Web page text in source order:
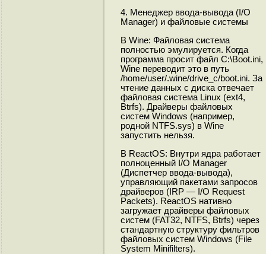
4. Менеджер ввода-вывода (I/O
Manager) и файловые системы
В Wine: Файловая система
полностью эмулируется. Когда
программа просит файл C:\Boot.ini,
Wine переводит это в путь
/home/user/.wine/drive_c/boot.ini. За
чтение данных с диска отвечает
файловая система Linux (ext4,
Btrfs). Драйверы файловых
систем Windows (например,
родной NTFS.sys) в Wine
запустить нельзя.
В ReactOS: Внутри ядра работает
полноценный I/O Manager
(Диспетчер ввода-вывода),
управляющий пакетами запросов
драйверов (IRP — I/O Request
Packets). ReactOS нативно
загружает драйверы файловых
систем (FAT32, NTFS, Btrfs) через
стандартную структуру фильтров
файловых систем Windows (File
System Minifilters).